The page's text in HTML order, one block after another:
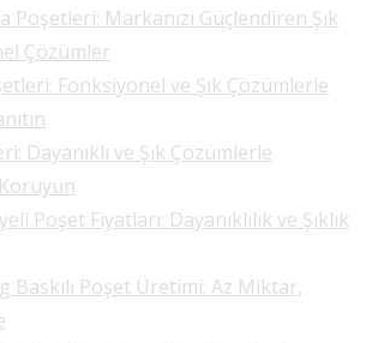
Poşetleri: Markanızı Güçlendiren Şık
Çözümler
Fonksiyonel ve Şık Çözümlerle
Dayanıklı ve Şık Çözümlerle
Koruyun
Poşet Fiyatları: Dayanıklılık ve Şıklık
Baskılı Poşet Üretimi: Az Miktar,